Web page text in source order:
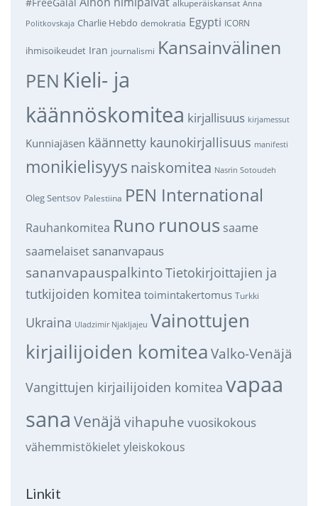
alkuperäiskansat Anna
Politkovskaja Charlie Hebdo demokratia Egypti ICORN
ihmisoikeudet Iran journalismi Kansainvälinen
PEN Kieli- ja
käännöskomitea kirjallisuus kirjamessut
Kunniajäsen käännetty kaunokirjallisuus manifesti
monikielisyys naiskomitea Nasrin Sotoudeh
Oleg Sentsov Palestiina PEN International
Rauhankomitea Runo runous saame
saamelaiset sananvapaus
sananvapauspalkintoTietokirjoittajien ja
tutkijoiden komitea toimintakertomus Turkki
Ukraina Uladzimir Njakljajeu Vainottujen
kirjailijoiden komitea Valko-Venäjä
Vangittujen kirjailijoiden komitea vapaa
sana Venäjä vihapuhe vuosikokous
vähemmistökieletyleiskokous
Linkit